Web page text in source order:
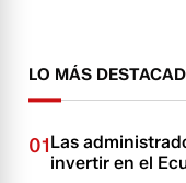
LO MÁS
01Las
invertir en el